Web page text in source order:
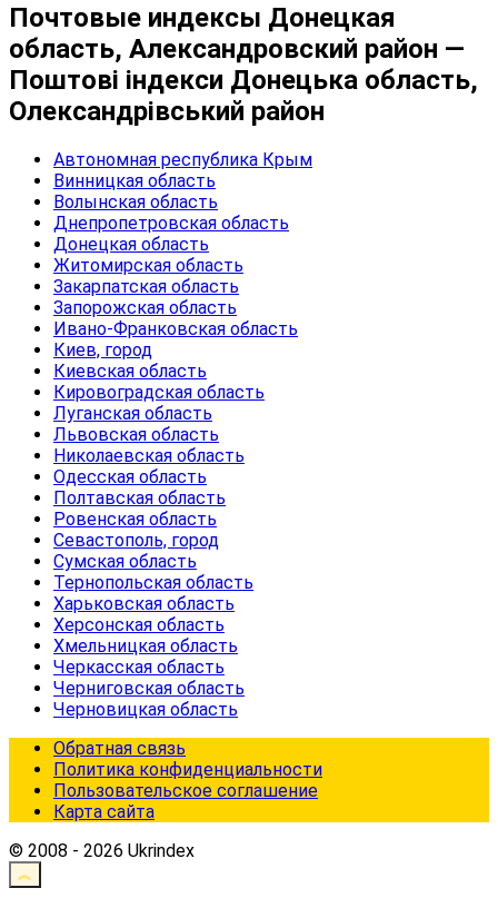
Почтовые индексы Донецкая
область, Александровский район —
Поштові індекси Донецька область,
Олександрівський район
Автономная республика Крым
Винницкая область
Волынская область
Днепропетровская область
Донецкая область
Житомирская область
Закарпатская область
Запорожская область
Ивано-Франковская область
Киев, город
Киевская область
Кировоградская область
Луганская область
Львовская область
Николаевская область
Одесская область
Полтавская область
Ровенская область
Севастополь, город
Сумская область
Тернопольская область
Харьковская область
Херсонская область
Хмельницкая область
Черкасская область
Черниговская область
Черновицкая область
Обратная связь
Политика конфиденциальности
Пользовательское соглашение
Карта сайта
© 2008 - 2026 Ukrindex